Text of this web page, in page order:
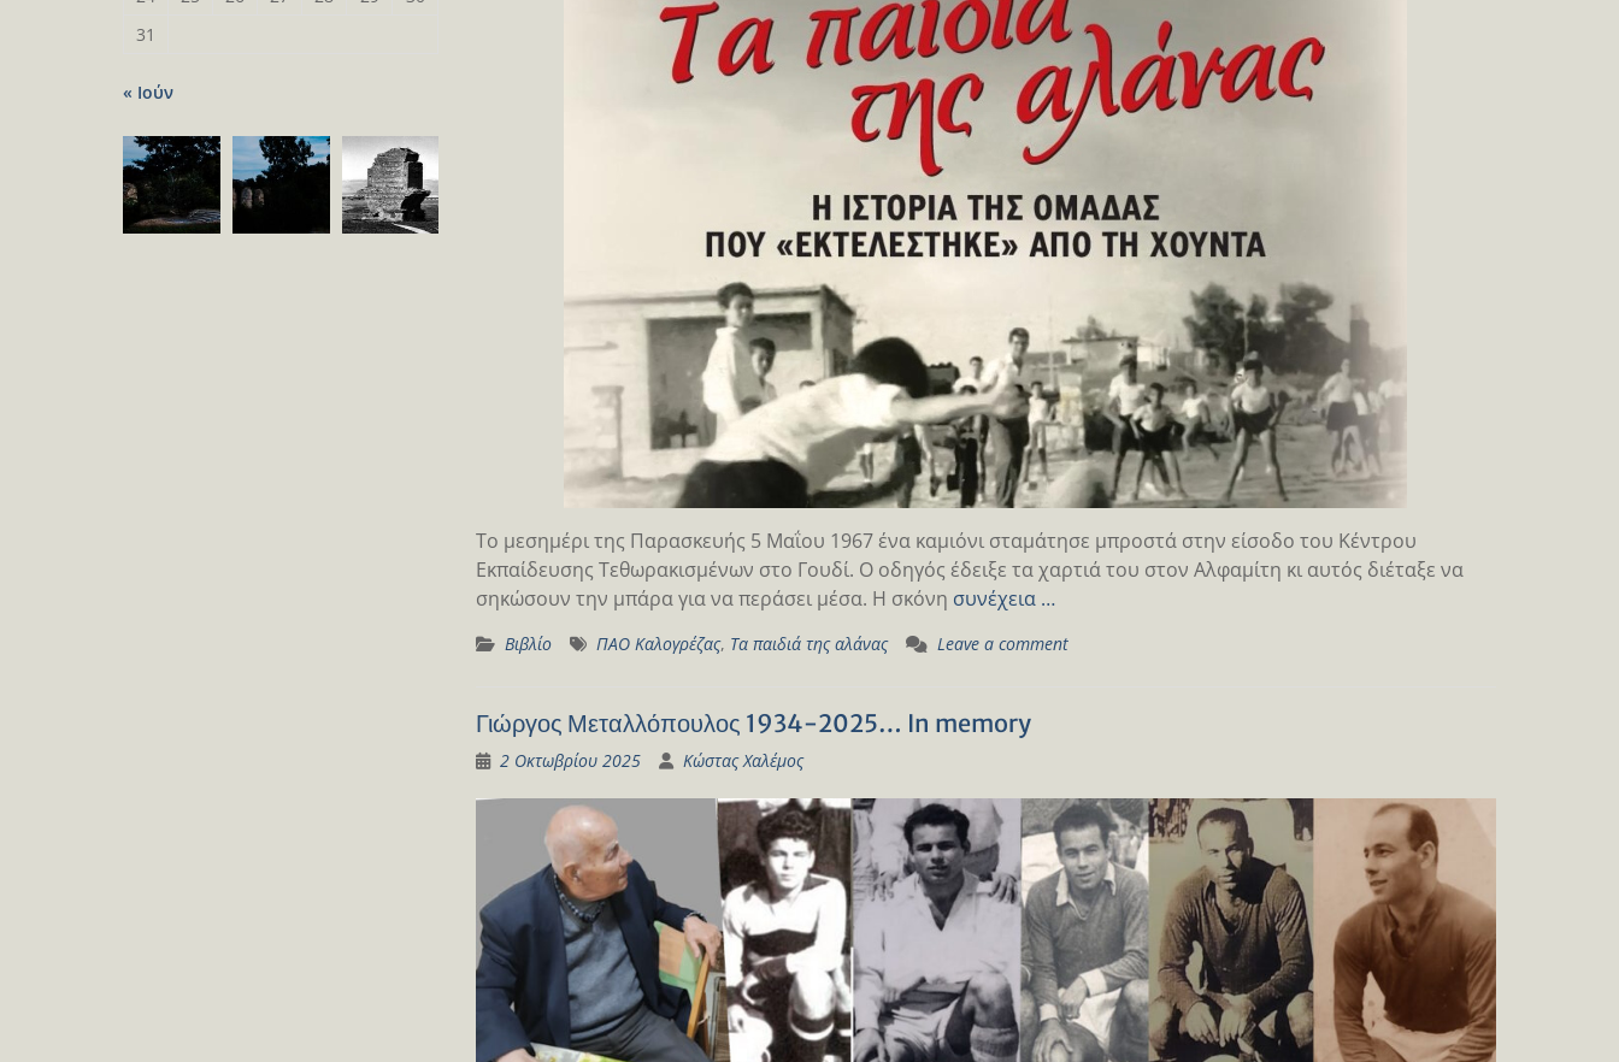
Το μεσημέρι της Παρασκευής 5 Μαΐου 1967 ένα καμιόνι σταμάτησε μπροστά στην είσοδο του Κέντρου
Εκπαίδευσης Τεθωρακισμένων στο Γουδί. Ο οδηγός έδειξε τα χαρτιά του στον Αλφαμίτη κι αυτός διέταξε να
σηκώσουν την μπάρα για να περάσει μέσα. Η σκόνη συνέχεια …
Βιβλίο ΠΑΟ Καλογρέζας, Τα παιδιά της αλάνας Leave a comment
Γιώργος Μεταλλόπουλος 1934-2025… In memory
2 Οκτωβρίου 2025 Κώστας Χαλέμος
31
« Ιούν